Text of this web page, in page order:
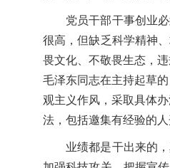
党员干部干事创业
很高，但缺乏科学精神
畏文化、不敬畏生态，
毛泽东同志在主持起草
观主义作风，采取具体
法，包括邀集有经验的
业绩都是干出来的